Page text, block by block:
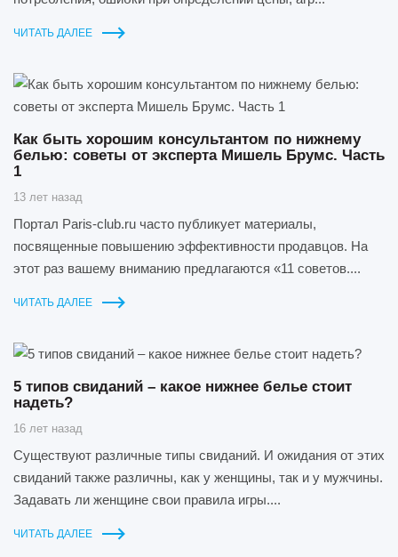
ЧИТАТЬ ДАЛЕЕ
Как быть хорошим консультантом по нижнему
белью: советы от эксперта Мишель Брумс. Часть
1
13 лет назад
Портал Paris-club.ru часто публикует материалы,
посвященные повышению эффективности продавцов. На
этот раз вашему вниманию предлагаются «11 советов....
ЧИТАТЬ ДАЛЕЕ
5 типов свиданий – какое нижнее белье стоит
надеть?
16 лет назад
Существуют различные типы свиданий. И ожидания от этих
свиданий также различны, как у женщины, так и у мужчины.
Задавать ли женщине свои правила игры....
ЧИТАТЬ ДАЛЕЕ